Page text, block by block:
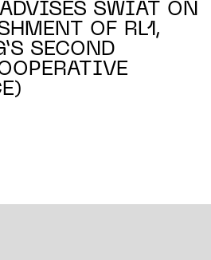
SWIAT ON
OF RL1,
SECOND